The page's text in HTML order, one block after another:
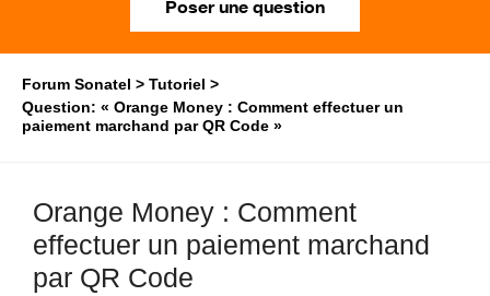
Forum Sonatel
Tutoriel
Question: « Orange Money : Comment effectuer un
paiement marchand par QR Code »
Orange Money : Comment
effectuer un paiement marchand
par QR Code